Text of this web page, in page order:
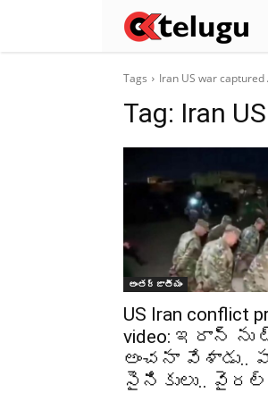
Tags Iran US war
Tag: Iran
అంతర్జాతీయం
US Iran conflict
video: ఇరాన్
అంచనా వేశాడు..
సైనికులు..